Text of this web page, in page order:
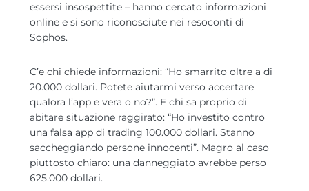
essersi insospettite – hanno cercato informazioni
online e si sono riconosciute nei resoconti di
Sophos.
C’e chi chiede informazioni: “Ho smarrito oltre a di
20.000 dollari. Potete aiutarmi verso accertare
qualora l’app e vera o no?”. E chi sa proprio di
abitare situazione raggirato: “Ho investito contro
una falsa app di trading 100.000 dollari. Stanno
saccheggiando persone innocenti”. Magro al caso
piuttosto chiaro: una danneggiato avrebbe perso
625.000 dollari.